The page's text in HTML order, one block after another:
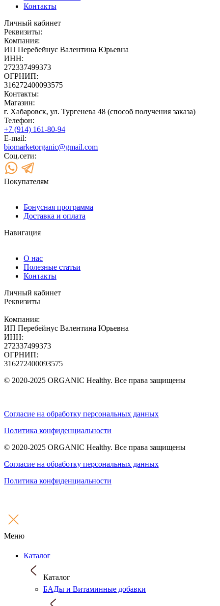
Контакты
Личный кабинет
Реквизиты:
Компания:
ИП Перебейнус Валентина Юрьевна
ИНН:
272337499373
ОГРНИП:
316272400093575
Контакты:
Магазин:
г. Хабаровск, ул. Тургенева 48 (способ получения заказа)
Телефон:
+7 (914) 161-80-94
E-mail:
biomarketorganic@gmail.com
Соц.сети:
Покупателям
Бонусная программа
Доставка и оплата
Навигация
О нас
Полезные статьи
Контакты
Личный кабинет
Реквизиты
Компания:
ИП Перебейнус Валентина Юрьевна
ИНН:
272337499373
ОГРНИП:
316272400093575
© 2020-2025 ORGANIC Healthy. Все права защищены
Согласие на обработку персональных данных
Политика конфиденциальности
© 2020-2025 ORGANIC Healthy. Все права защищены
Согласие на обработку персональных данных
Политика конфиденциальности
Меню
Каталог
Каталог
БАДы и Витаминные добавки